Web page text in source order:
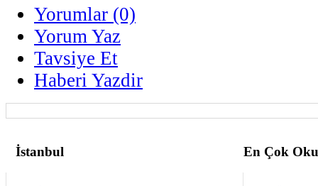
Yorumlar (0)
Yorum Yaz
Tavsiye Et
Haberi Yazdir
İstanbul En Çok